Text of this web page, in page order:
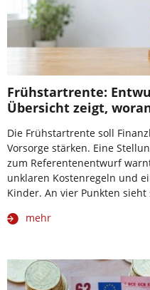
Frühstartrente:
Übersicht zeigt,
Die Frühstartrente soll
Vorsorge stärken. Eine
zum Referentenentwurf
unklaren Kostenregeln und
Kinder. An vier Punkten
mehr